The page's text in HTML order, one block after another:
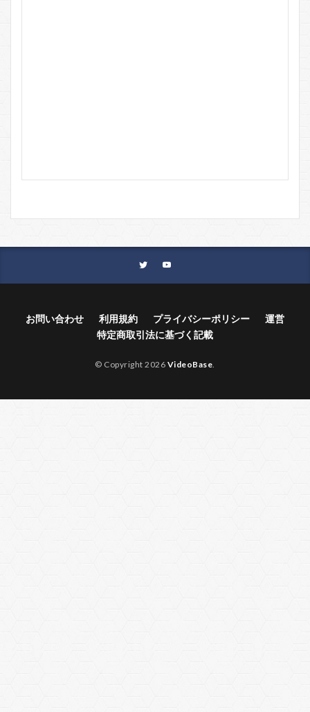
お問い合わせ 利用規約 プライバシーポリシー
運営
特定商取引法に基づく記載
© Copyright 2026 VideoBase.